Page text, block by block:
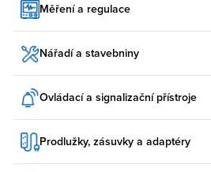
Měření a regulace
Nářadí a stavebniny
Ovládací a signalizační přístroje
Prodlužky, zásuvky a adaptéry